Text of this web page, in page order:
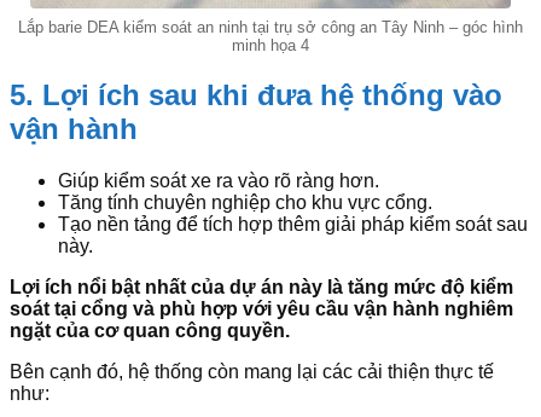
Lắp barie DEA kiểm soát an ninh tại trụ sở công an Tây Ninh – góc hình
minh họa 4
5. Lợi ích sau khi đưa hệ thống vào
vận hành
Giúp kiểm soát xe ra vào rõ ràng hơn.
Tăng tính chuyên nghiệp cho khu vực cổng.
Tạo nền tảng để tích hợp thêm giải pháp kiểm soát sau
này.
Lợi ích nổi bật nhất của dự án này là tăng mức độ kiểm
soát tại cổng và phù hợp với yêu cầu vận hành nghiêm
ngặt của cơ quan công quyền.
Bên cạnh đó, hệ thống còn mang lại các cải thiện thực tế
như: